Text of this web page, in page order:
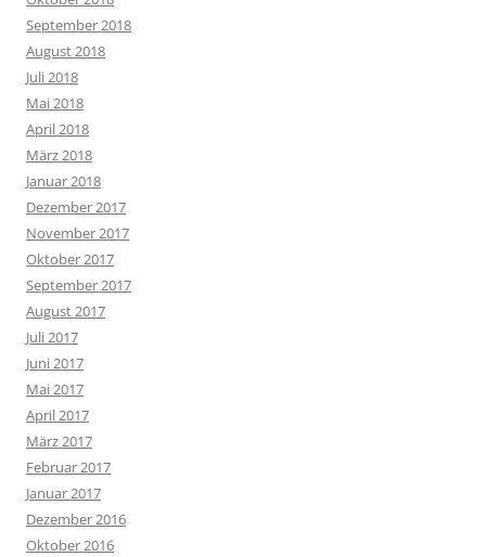
September 2018
August 2018
Juli 2018
Mai 2018
April 2018
März 2018
Januar 2018
Dezember 2017
November 2017
Oktober 2017
September 2017
August 2017
Juli 2017
Juni 2017
Mai 2017
April 2017
März 2017
Februar 2017
Januar 2017
Dezember 2016
Oktober 2016